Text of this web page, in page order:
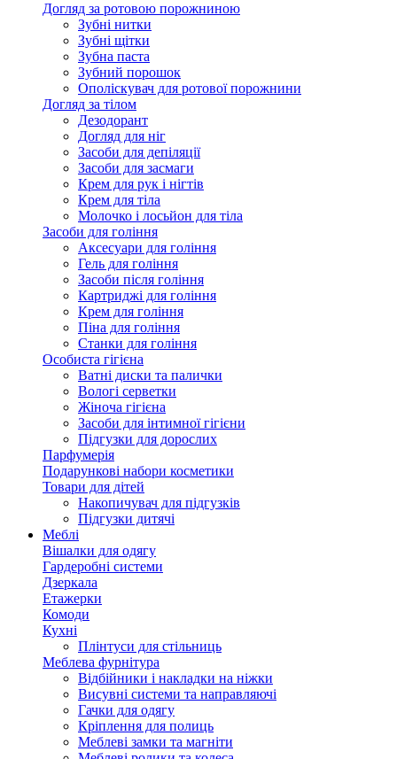
Догляд за ротовою порожниною
Зубні нитки
Зубні щітки
Зубна паста
Зубний порошок
Ополіскувач для ротової порожнини
Догляд за тілом
Дезодорант
Догляд для ніг
Засоби для депіляції
Засоби для засмаги
Крем для рук і нігтів
Крем для тіла
Молочко і лосьйон для тіла
Засоби для гоління
Аксесуари для гоління
Гель для гоління
Засоби після гоління
Картриджі для гоління
Крем для гоління
Піна для гоління
Станки для гоління
Особиста гігієна
Ватні диски та палички
Вологі серветки
Жіноча гігієна
Засоби для інтимної гігієни
Підгузки для дорослих
Парфумерія
Подарункові набори косметики
Товари для дітей
Накопичувач для підгузків
Підгузки дитячі
Меблі
Вішалки для одягу
Гардеробні системи
Дзеркала
Етажерки
Комоди
Кухні
Плінтуси для стільниць
Меблева фурнітура
Відбійники і накладки на ніжки
Висувні системи та направляючі
Гачки для одягу
Кріплення для полиць
Меблеві замки та магніти